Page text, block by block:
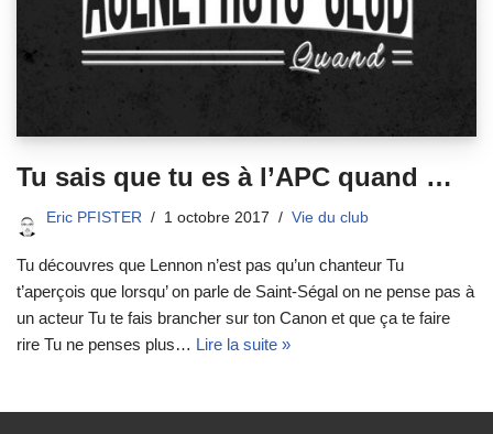
Tu sais que tu es à l’APC quand …
Eric PFISTER 1 octobre 2017 Vie du club
Tu découvres que Lennon n’est pas qu’un chanteur Tu
t’aperçois que lorsqu’ on parle de Saint-Ségal on ne pense pas à
un acteur Tu te fais brancher sur ton Canon et que ça te faire
rire Tu ne penses plus… Lire la suite »